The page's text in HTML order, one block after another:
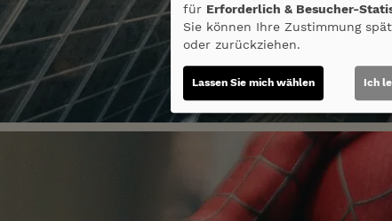
für Erforderlich & Besucher-
Sie können Ihre Zustimmung
oder zurückziehen.
Lassen Sie mich wählen Ich